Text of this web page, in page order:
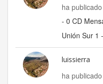
ha
- 0 CD
Unión Sur 1
luissierra
ha